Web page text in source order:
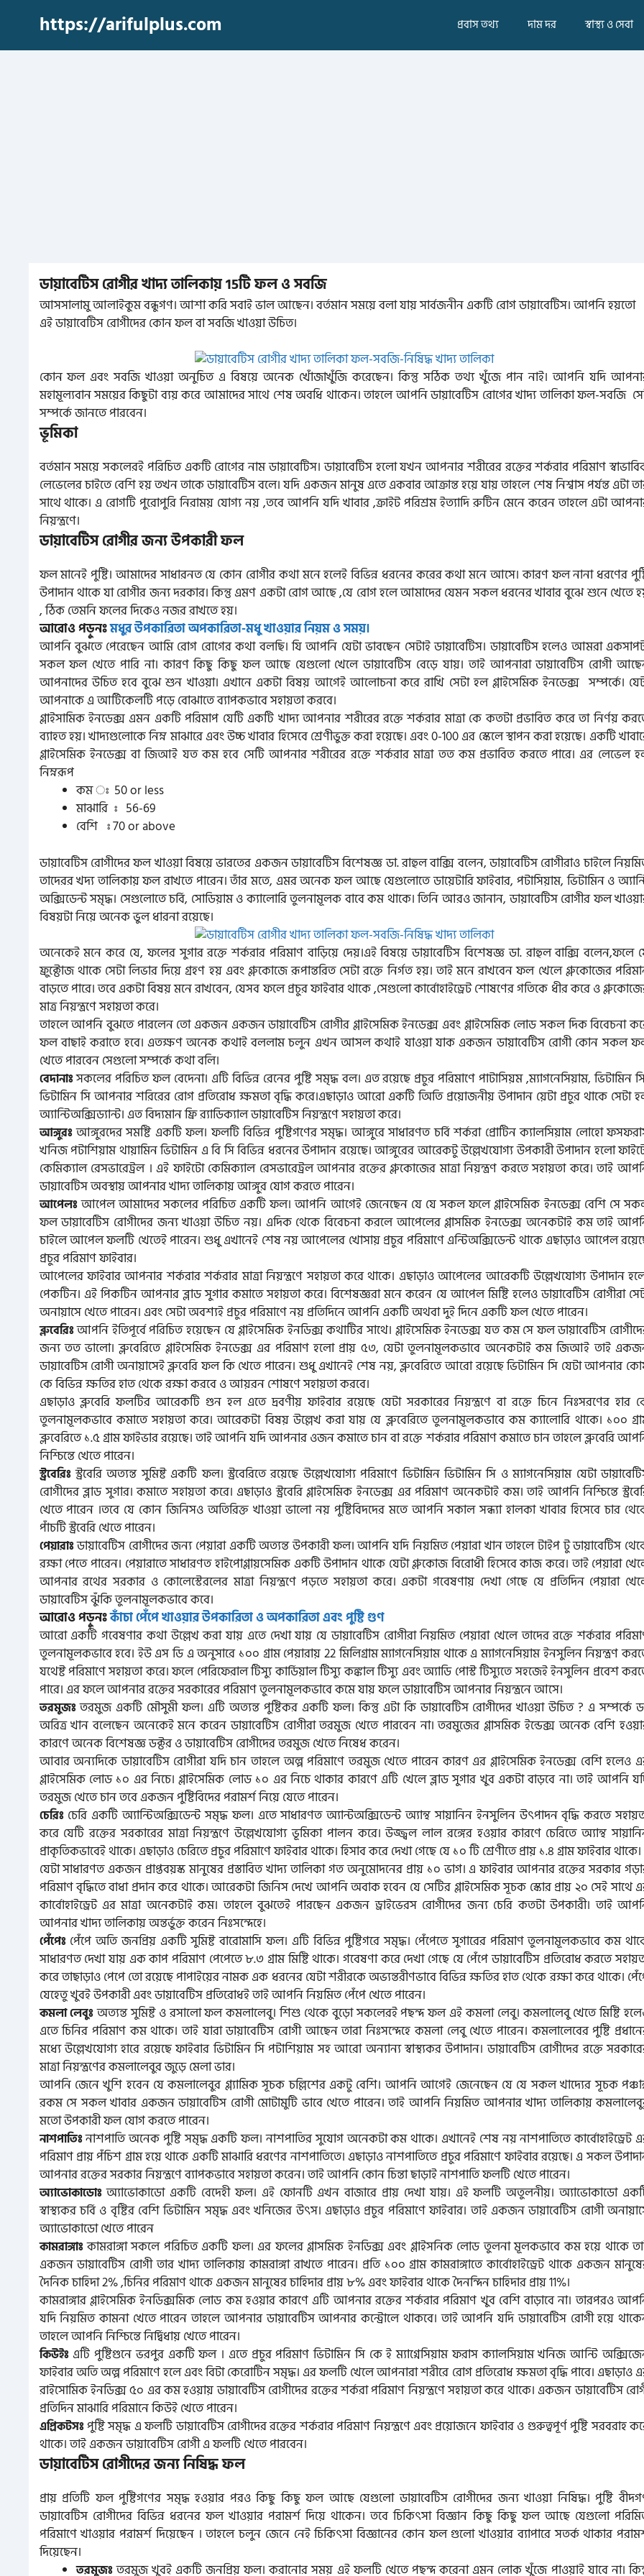
https://arifulplus.com প্রবাস তথ্য দাম দর স্বাস্থ্য ও সেবা
ডায়াবেটিস রোগীর খাদ্য তালিকায় 15টি ফল ও সবজি
আসসালামু আলাইকুম বন্ধুগণ। আশা করি সবাই ভাল আছেন। বর্তমান সময়ে বলা যায় সার্বজনীন একটি রোগ ডায়াবেটিস। আপনি হয়তো
এই ডায়াবেটিস রোগীদের কোন ফল বা সবজি খাওয়া উচিত।
কোন ফল এবং সবজি খাওয়া অনুচিত এ বিষয়ে অনেক খোঁজাখুঁজি করেছেন। কিন্তু সঠিক তথ্য খুঁজে পান নাই। আপনি যদি
মহামূল্যবান সময়ের কিছুটা ব্যয় করে আমাদের সাথে শেষ অবধি থাকেন। তাহলে আপনি ডায়াবেটিস রোগের খাদ্য তালিকা ফল-সবজি
সম্পর্কে জানতে পারবেন।
ভূমিকা
বর্তমান সময়ে সকলেরই পরিচিত একটি রোগের নাম ডায়াবেটিস। ডায়াবেটিস হলো যখন আপনার শরীরের রক্তের শর্করার পরিমাণ
লেভেলের চাইতে বেশি হয় তখন তাকে ডায়াবেটিস বলে। যদি একজন মানুষ এতে একবার আক্রান্ত হয়ে যায় তাহলে শেষ নিশ্বাস পর্যন্ত এটা
সাথে থাকে। এ রোগটি পুরোপুরি নিরাময় যোগ্য নয় ,তবে আপনি যদি খাবার ,ক্রাইট পরিশ্রম ইত্যাদি রুটিন মেনে করেন তাহলে এটা
নিয়ন্ত্রণে।
ডায়াবেটিস রোগীর জন্য উপকারী ফল
ফল মানেই পুষ্টি। আমাদের সাধারনত যে কোন রোগীর কথা মনে হলেই বিভিন্ন ধরনের করের কথা মনে আসে। কারণ ফল নানা ধরণের
উপাদান থাকে যা রোগীর জন্য দরকার। কিন্তু এমণ একটা রোগ আছে ,যে রোগ হলে আমাদের যেমন সকল ধরনের খাবার বুঝে শুনে খেতে
, ঠিক তেমনি ফলের দিকেও নজর রাখতে হয়।
আরোও পড়ুনঃমধুর উপকারিতা অপকারিতা-মধু খাওয়ার নিয়ম ও সময়।
আপনি বুঝতে পেরেছেন আমি রোগ রোগের কথা বলছি। যি আপনি যেটা ভাবছেন সেটাই ডায়াবেটিস। ডায়াবেটিস হলেও আমরা
সকল ফল খেতে পারি না। কারণ কিছু কিছু ফল আছে যেগুলো খেলে ডায়াবেটিস বেড়ে যায়। তাই আপনারা ডায়াবেটিস রোগী
আপনাদের উচিত হবে বুঝে শুন খাওয়া। এখানে একটা বিষয় আগেই আলোচনা করে রাখি সেটা হল গ্লাইসেমিক ইনডেক্স সম্পর্কে।
আপনাকে এ আর্টিকেলটি পড়ে বোঝাতে ব্যাপকভাবে সহায়তা করবে।
গ্লাইসামিক ইনডেক্স এমন একটি পরিমাপ যেটি একটি খাদ্য আপনার শরীরের রক্তে শর্করার মাত্রা কে কতটা প্রভাবিত করে তা নির্ণয়
ব্যাহত হয়। খাদ্যগুলোকে নিম্ন মাঝারে এবং উচ্চ খাবার হিসেবে শ্রেণীভুক্ত করা হয়েছে। এবং 0-100 এর স্কেলে স্থাপন করা হয়েছে। একটি
গ্লাইসেমিক ইনডেক্স বা জিআই যত কম হবে সেটি আপনার শরীরের রক্তে শর্করার মাত্রা তত কম প্রভাবিত করতে পারে। এর লেভেল
নিম্নরূপ
কম ঃ 50 or less
মাঝারি ঃ 56-69
বেশি ঃ 70 or above
ডায়াবেটিস রোগীদের ফল খাওয়া বিষয়ে ভারতের একজন ডায়াবেটিস বিশেষজ্ঞ ডা. রাহুল বাক্সি বলেন, ডায়াবেটিস রোগীরাও চাইলে
তাদেরর খদ্য তালিকায় ফল রাখতে পারেন। তাঁর মতে, এমর অনেক ফল আছে যেগুলোতে ডায়েটারি ফাইবার, পটাসিয়াম, ভিটামিন ও
অক্সিডেন্ট সমৃদ্ধ। সেগুলোতে চর্বি, সোডিয়াম ও ক্যালোরি তুলনামূলক বাবে কম থাকে। তিনি আরও জানান, ডায়াবেটিস রোগীর ফল
বিষয়টা নিয়ে অনেক ভুল ধারনা রয়েছে।
অনেকেই মনে করে যে, ফলের সুগার রক্তে শর্করার পরিমাণ বাড়িয়ে দেয়।এই বিষয়ে ডায়াবেটিস বিশেষজ্ঞ ডা. রাহুল বাক্সি বলেন,ফলে
ফ্রুক্টোজ থাকে সেটা লিভার দিয়ে গ্রহণ হয় এবং গ্লুকোজে রূপান্তরিত সেটা রক্তে নির্গত হয়। তাই মনে রাখবেন ফল খেলে গ্লুকোজের
বাড়তে পারে। তবে একটা বিষয় মনে রাখবেন, যেসব ফলে প্রচুর ফাইবার থাকে ,সেগুলো কার্বোহাইড্রেট শোষণের গতিকে ধীর করে ও
মাত্র নিয়ন্ত্রণে সহায়তা করে।
তাহলে আপনি বুঝতে পারলেন তো একজন একজন ডায়াবেটিস রোগীর গ্লাইসেমিক ইনডেক্স এবং গ্লাইসেমিক লোড সকল দিক বিবেচনা
ফল বাছাই করাতে হবে। এতক্ষণ অনেক কথাই বললাম চলুন এখন আসল কথাই যাওয়া যাক একজন ডায়াবেটিস রোগী কোন সকল
খেতে পারবেন সেগুলো সম্পর্কে কথা বলি।
বেদানাঃসকলের পরিচিত ফল বেদেনা। এটি বিভিন্ন রেনের পুষ্টি সমৃদ্ধ বল। এত রয়েছে প্রচুর পরিমাণে পাটাসিয়ম ,ম্যাগনেসিয়াম, ভিটামিন
ভিটামিন সি আপনার শরিরের রোগ প্রতিরোধ ক্ষমতা বৃদ্ধি করে।এছাড়াও আরো একটি অিতি প্রয়োজনীয় উপাদান য়েটা প্রচুর থাকে সেটা
অ্যান্টিঅক্সিড্যান্ট। এত বিদ্যমান ফ্রি র‌্যাডিক্যাল ডায়াবেটিস নিয়ন্ত্রণে সহায়তা করে।
আঙ্গুরঃআঙ্গুরদের সমষ্টি একটি ফল। ফলটি বিভিন্ন পুষ্টিগণের সমৃদ্ধ। আঙ্গুরে সাধারণত চর্বি শর্করা প্রোটিন ক্যালসিয়াম লোহো
খনিজ পটাশিয়াম থায়ামিন ভিটামিন এ বি সি বিভিন্ন ধরনের উপাদান রয়েছে। আঙ্গুরের আরেকটু উল্লেখযোগ্য উপকারী উপাদান হলো
কেমিক্যাল রেসভারেট্রল । এই ফাইটো কেমিক্যাল রেসভারেট্রল আপনার রক্তের গ্লুকোজের মাত্রা নিয়ন্ত্রণ করতে সহায়তা করে। তাই
ডায়াবেটিস অবস্থায় আপনার খাদ্য তালিকায় আঙ্গুর যোগ করতে পারেন।
আপেলঃআপেল আমাদের সকলের পরিচিত একটি ফল। আপনি আগেই জেনেছেন যে যে সকল ফলে গ্লাইসেমিক ইনডেক্স বেশি সে
ফল ডায়াবেটিস রোগীদের জন্য খাওয়া উচিত নয়। এদিক থেকে বিবেচনা করলে আপেলের গ্লাসমিক ইনডেক্স অনেকটাই কম তাই
চাইলে আপেল ফলটি খেতেই পারেন। শুধু এখানেই শেষ নয় আপেলের খোসায় প্রচুর পরিমাণে এন্টিঅক্সিডেন্ট থাকে এছাড়াও আপেল
প্রচুর পরিমাণ ফাইবার।
আপেলের ফাইবার আপনার শর্করার শর্করার মাত্রা নিয়ন্ত্রণে সহায়তা করে থাকে। এছাড়াও আপেলের আরেকটি উল্লেখযোগ্য উপাদান
পেকটিন। এই পিকটিন আপনার ব্লাড সুগার কমাতে সহায়তা করে। বিশেষজ্ঞরা মনে করেন যে আপেল মিষ্টি হলেও ডায়াবেটিস রোগীরা
অনায়াসে খেতে পারেন। এবং সেটা অবশ্যই প্রচুর পরিমাণে নয় প্রতিদিনে আপনি একটি অথবা দুই দিনে একটি ফল খেতে পারেন।
ব্লুবেরিঃআপনি ইতিপূর্বে পরিচিত হয়েছেন যে গ্লাইসেমিক ইনডিক্স কথাটির সাথে। গ্লাইসেমিক ইনডেক্স যত কম সে ফল ডায়াবেটিস
জন্য তত ভালো। ব্লুবেরিতে গ্লাইসেমিক ইনডেক্স এর পরিমাণ হলো প্রায় ৫৩, যেটা তুলনামূলকভাবে অনেকটাই কম জিআই তাই
ডায়াবেটিস রোগী অনায়াসেই ব্লুবেরি ফল কি খেতে পারেন। শুধু এখানেই শেষ নয়, ব্লুবেরিতে আরো রয়েছে ভিটামিন সি যেটা আপনার
কে বিভিন্ন ক্ষতির হাত থেকে রক্ষা করবে ও আয়রন শোষণে সহায়তা করবে।
এছাড়াও ব্লুবেরি ফলটির আরেকটি গুন হল এতে দ্রবণীয় ফাইবার রয়েছে যেটা সরকারের নিয়ন্ত্রণে বা রক্তে চিনে নিঃসরণের হার
তুলনামূলকভাবে কমাতে সহায়তা করে। আরেকটা বিষয় উল্লেখ করা যায় যে ব্লুবেরিতে তুলনামূলকভাবে কম ক্যালোরি থাকে। ১০০
ব্লুবেরিতে ১.৫ গ্রাম ফাইভার রয়েছে। তাই আপনি যদি আপনার ওজন কমাতে চান বা রক্তে শর্করার পরিমাণ কমাতে চান তাহলে ব্লুবেরি
নিশ্চিন্তে খেতে পারেন।
স্ট্রবেরিঃস্ট্রবেরি অত্যন্ত সুমিষ্ট একটি ফল। স্ট্রবেরিতে রয়েছে উল্লেখযোগ্য পরিমাণে ভিটামিন ভিটামিন সি ও ম্যাগনেসিয়াম যেটা
রোগীদের ব্লাড সুগার। কমাতে সহায়তা করে। এছাড়াও স্ট্রবেরি গ্লাইসেমিক ইনডেক্স এর পরিমাণ অনেকটাই কম। তাই আপনি নিশ্চিন্তে
খেতে পারেন ।তবে যে কোন জিনিসও অতিরিক্ত খাওয়া ভালো নয় পুষ্টিবিদদের মতে আপনি সকাল সন্ধ্যা হালকা খাবার হিসেবে চার
পাঁচটি স্ট্রবেরি খেতে পারেন।
পেয়ারাঃডায়াবেটিস রোগীদের জন্য পেয়ারা একটি অত্যন্ত উপকারী ফল। আপনি যদি নিয়মিত পেয়ারা খান তাহলে টাইপ টু ডায়াবেটিস
রক্ষা পেতে পারেন। পেয়ারাতে সাধারণত হাইপোগ্লায়সেমিক একটি উপাদান থাকে যেটা গ্লুকোজ বিরোধী হিসেবে কাজ করে। তাই পেয়ারা
আপনার রথের সরকার ও কোলেস্টেরলের মাত্রা নিয়ন্ত্রণে পড়তে সহায়তা করে। একটা গবেষণায় দেখা গেছে যে প্রতিদিন পেয়ারা
ডায়াবেটিস ঝুঁকি তুলনামূলকভাবে কবে।
আরোও পড়ুনঃকাঁচা পেঁপে খাওয়ার উপকারিতা ও অপকারিতা এবং পুষ্টি গুণ
আরো একটি গবেষণার কথা উল্লেখ করা যায় এতে দেখা যায় যে ডায়াবেটিস রোগীরা নিয়মিত পেয়ারা খেলে তাদের রক্তে শর্করার
তুলনামূলকভাবে হবে। ইউ এস ডি এ অনুসারে ১০০ গ্রাম পেয়ারায় 22 মিলিগ্রাম ম্যাগনেসিয়াম থাকে এ ম্যাগনেসিয়াম ইনসুলিন নিয়ন্ত্রণ
যথেষ্ট পরিমাণে সহায়তা করে। ফলে পেরিফেরাল টিস্যু কার্ডিয়াল টিস্যু কঙ্কাল টিস্যু এবং অ্যাডি পোস্ট টিস্যুতে সহজেই ইনসুলিন প্রবেশ
পারে। এর ফলে আপনার রক্তের সরকারের পরিমাণ তুলনামূলকভাবে কমে যায় ফলে ডায়াবেটিস আপনার নিয়ন্ত্রনে আসে।
তরমুজঃতরমুজ একটি মৌসুমী ফল। এটি অত্যন্ত পুষ্টিকর একটি ফল। কিন্তু এটা কি ডায়াবেটিস রোগীদের খাওয়া উচিত ? এ সম্পর্কে
অরিত্র খান বলেছেন অনেকেই মনে করেন ডায়াবেটিস রোগীরা তরমুজ খেতে পারবেন না। তরমুজের গ্লাসমিক ইন্ডেক্স অনেক বেশি
কারণে অনেক বিশেষজ্ঞ ডক্টর ও ডায়াবেটিস রোগীদের তরমুজ খেতে নিষেধ করেন।
আবার অন্যদিকে ডায়াবেটিস রোগীরা যদি চান তাহলে অল্প পরিমাণে তরমুজ খেতে পারেন কারণ এর গ্লাইসেমিক ইনডেক্স বেশি হলেও
গ্লাইসেমিক লোড ১০ এর নিচে। গ্লাইসেমিক লোড ১০ এর নিচে থাকার কারণে এটি খেলে ব্লাড সুগার খুব একটা বাড়বে না। তাই আপনি
তরমুজ খেতে চান তবে একজন পুষ্টিবিদের পরামর্শ নিয়ে যেতে পারেন।
চেরিঃচেরি একটি অ্যান্টিঅক্সিডেন্ট সমৃদ্ধ ফল। এতে সাধারণত অ্যান্টঅক্সিডেন্ট অ্যান্থ সায়ানিন ইনসুলিন উৎপাদন বৃদ্ধি করতে
করে যেটি রক্তের সরকারের মাত্রা নিয়ন্ত্রণে উল্লেখযোগ্য ভূমিকা পালন করে। উজ্জ্বল লাল রঙ্গের হওয়ার কারণে চেরিতে অ্যান্থ
প্রাকৃতিকভাবেই থাকে। এছাড়াও চেরিতে প্রচুর পরিমাণে ফাইবার থাকে। হিসাব করে দেখা গেছে যে ১০ টি শ্রেণীতে প্রায় ১.৪ গ্রাম ফাইবার থাকে।
যেটা সাধারণত একজন প্রাপ্তবয়স্ক মানুষের প্রস্তাবিত খাদ্য তালিকা গত অনুমোদনের প্রায় ১০ ভাগ। এ ফাইবার আপনার রক্তের সরকার
পরিমাণ বৃদ্ধিতে বাধা প্রদান করে থাকে। আরেকটা জিনিস দেখে আপনি অবাক হবেন যে সেটির গ্লাইসেমিক সূচক স্কোর প্রায় ২০ সেই সাথে
কার্বোহাইড্রেট এর মাত্রা অনেকটাই কম। তাহলে বুঝতেই পারছেন একজন ড্রাইভেরস রোগীদের জন্য চেরি কতটা উপকারী। তাই
আপনার খাদ্য তালিকায় অন্তর্ভুক্ত করেন নিঃসন্দেহে।
পেঁপেঃপেঁপে অতি জনপ্রিয় একটি সুমিষ্ট বারোমাসি ফল। এটি বিভিন্ন পুষ্টিগরে সমৃদ্ধ। পেঁপেতে সুগারের পরিমাণ তুলনামূলকভাবে কম
সাধারণত দেখা যায় এক কাপ পরিমাণ পেপেতে ৮.৩ গ্রাম মিষ্টি থাকে। গবেষণা করে দেখা গেছে যে পেঁপে ডায়াবেটিস প্রতিরোধ করতে
করে তাছাড়াও পেপে তো রয়েছে পাপাইয়ের নামক এক ধরনের যেটা শরীরকে অভ্যন্তরীণভাবে বিভিন্ন ক্ষতির হাত থেকে রক্ষা করে থাকে।
যেহেতু খুবই উপকারী এবং ডায়াবেটিস প্রতিরোধই তাই আপনি নিয়মিত পেঁপে খেতে পারেন।
কমলা লেবুঃঅত্যন্ত সুমিষ্ট ও রসালো ফল কমলালেবু। শিশু থেকে বুড়ো সকলেরই পছন্দ ফল এই কমলা লেবু। কমলালেবু খেতে মিষ্টি
এতে চিনির পরিমাণ কম থাকে। তাই যারা ডায়াবেটিস রোগী আছেন তারা নিঃসন্দেহে কমলা লেবু খেতে পারেন। কমলালেবের পুষ্টি
মধ্যে উল্লেখযোগ্য হারে রয়েছে ফাইবার ভিটামিন সি পটাশিয়াম সহ আরো অন্যান্য স্বাস্থ্যকর উপাদান। ডায়াবেটিস রোগীদের রক্তে
মাত্রা নিয়ন্ত্রণের কমলালেবুর জুড়ে মেলা ভার।
আপনি জেনে খুশি হবেন যে কমলালেবুর গ্ল্যামিক সূচক চল্লিশের একটু বেশি। আপনি আগেই জেনেছেন যে যে সকল খাদ্যের সূচক
রকম সে সকল খাবার একজন ডায়াবেটিস রোগী মোটামুটি ভাবে খেতে পারেন। তাই আপনি নিয়মিত আপনার খাদ্য তালিকায়
মতো উপকারী ফল যোগ করতে পারেন।
নাশপাতিঃনাশপাতি অনেক পুষ্টি সমৃদ্ধ একটি ফল। নাশপাতির সুযোগ অনেকটা কম থাকে। এখানেই শেষ নয় নাশপাতিতে কার্বোহাইড্রেট
পরিমাণ প্রায় পঁচিশ গ্রাম হয়ে থাকে একটি মাঝারি ধরণের নাশপাতিতে। এছাড়াও নাশপাতিতে প্রচুর পরিমাণে ফাইবার রয়েছে। এ সকল
আপনার রক্তের সরকার নিয়ন্ত্রণে ব্যাপকভাবে সহায়তা করেন। তাই আপনি কোন চিন্তা ছাড়াই নাশপাতি ফলটি খেতে পারেন।
অ্যাভোকাডোঃঅ্যাভোকাডো একটি বেদেহী ফল। এই ফোনটি এখন বাজারে প্রায় দেখা যায়। এই ফলটি অতুলনীয়। অ্যাভোকাডো
স্বাস্থ্যকর চর্বি ও বৃষ্টির বেশি ভিটামিন সমৃদ্ধ এবং খনিজের উৎস। এছাড়াও প্রচুর পরিমাণে ফাইবার। তাই একজন ডায়াবেটিস রোগী
অ্যাভোকাডো খেতে পারেন
কামরাঙ্গাঃকামরাঙ্গা সকলে পরিচিত একটি ফল। এর ফলের গ্লাসমিক ইনডিক্স এবং গ্লাইসনিক লোড তুলনা মূলকভাবে কম হয়ে থাকে
একজন ডায়াবেটিস রোগী তার খাদ্য তালিকায় কামরাঙ্গা রাখতে পারেন। প্রতি ১০০ গ্রাম কামরাঙ্গাতে কার্বোহাইড্রেট থাকে একজন
দৈনিক চাহিদা 2% ,চিনির পরিমাণ থাকে একজন মানুষের চাহিদার প্রায় ৮% এবং ফাইবার থাকে দৈনন্দিন চাহিদার প্রায় 11%।
কামরাঙ্গার গ্লাইসেমিক ইনডিক্সমিক লোড কম হওয়ার কারণে এটি আপনার রক্তের শর্করার পরিমাণ খুব বেশি বাড়াবে না। তারপরও
যদি নিয়মিত কামনা খেতে পারেন তাহলে আপনার ডায়াবেটিস আপনার কন্ট্রোলে থাকবে। তাই আপনি যদি ডায়াবেটিস রোগী হয়ে
তাহলে আপনি নিশ্চিন্তে নির্দ্বিধায় খেতে পারেন।
কিউইঃএটি পুষ্টিগুনে ভরপুর একটি ফল । এতে প্রচুর পরিমাণ ভিটামিন সি কে ই ম্যাগ্নেসিয়াম ফরাস ক্যালসিয়াম খনিজ আন্টি
ফাইবার অতি অল্প পরিমাণে হলে এবং বিটা কেরোটিন সমৃদ্ধ। এর ফলটি খেলে আপনারা শরীরে রোগ প্রতিরোধ ক্ষমতা বৃদ্ধি পাবে। এছাড়াও
রাইসোমিক ইনডিক্স ৫০ এর কম হওয়ায় ডায়াবেটিস রোগীদের রক্তের শর্করা পরিমাণ নিয়ন্ত্রণে সহায়তা করে থাকে। একজন ডায়াবেটিস
প্রতিদিন মাঝারি পরিমানে কিউই খেতে পারেন।
এপ্রিকটসঃপুষ্টি সমৃদ্ধ এ ফলটি ডায়াবেটিস রোগীদের রক্তের শর্করার পরিমাণ নিয়ন্ত্রণে এবং প্রয়োজনে ফাইবার ও গুরুত্বপূর্ণ পুষ্টি সরবরাহ
থাকে। তাই একজন ডায়াবেটিস রোগী এ ফলটি খেতে পারবেন।
ডায়াবেটিস রোগীদের জন্য নিষিদ্ধ ফল
প্রায় প্রতিটি ফল পুষ্টিগণের সমৃদ্ধ হওয়ার পরও কিছু কিছু ফল আছে যেগুলো ডায়াবেটিস রোগীদের জন্য খাওয়া নিষিদ্ধ। পুষ্টি
ডায়াবেটিস রোগীদের বিভিন্ন ধরনের ফল খাওয়ার পরামর্শ দিয়ে থাকেন। তবে চিকিৎসা বিজ্ঞান কিছু কিছু ফল আছে যেগুলো
পরিমাণে খাওয়ার পরামর্শ দিয়েছেন ‌। তাহলে চলুন জেনে নেই চিকিৎসা বিজ্ঞানের কোন ফল গুলো খাওয়ার ব্যাপারে সতর্ক থাকার
দিয়েছেন।
তরমুজঃতরমুজ খুবই একটি জনপ্রিয় ফল। করানোর সময় এই ফলটি খেতে পছন্দ করেনা এমন লোক খুঁজে পাওয়াই যাবে না।